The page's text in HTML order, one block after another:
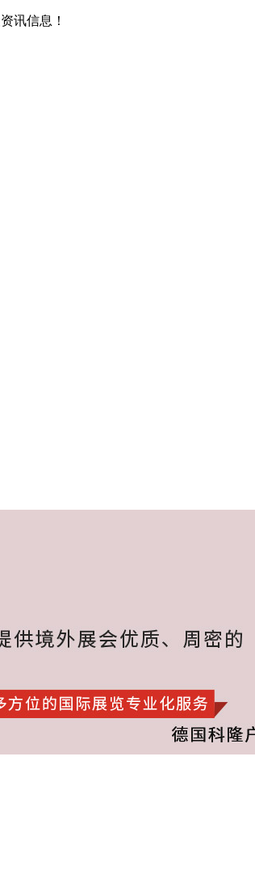
讯信息！